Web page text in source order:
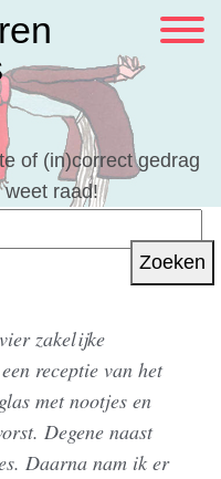
of (in)correct gedrag
raad!
zakelijke
receptie van het
met nootjes en
Degene naast
Daarna nam ik er